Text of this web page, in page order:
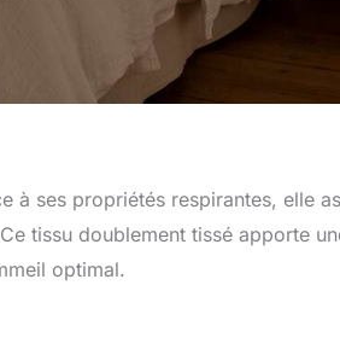
à ses propriétés respirantes, elle
tissu doublement tissé apporte
optimal.